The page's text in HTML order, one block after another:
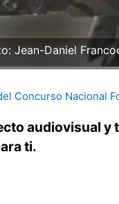
Jean-Daniel
Concurso Nacional
audiovisual y
ti.